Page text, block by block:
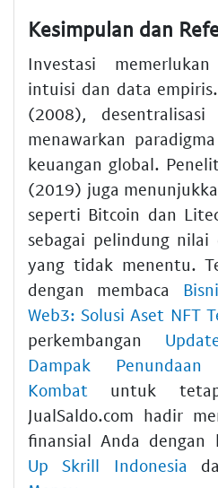
Kesimpulan dan
Investasi
intuisi dan data
(2008),
menawarkan
keuangan global.
(2019) juga
seperti Bitcoin dan
sebagai pelindung nilai
yang tidak menentu.
dengan membaca
Web3: Solusi Aset NFT
perkembangan
Dampak
Kombat untuk
JualSaldo.com hadir
finansial Anda dengan
Up Skrill Indonesia